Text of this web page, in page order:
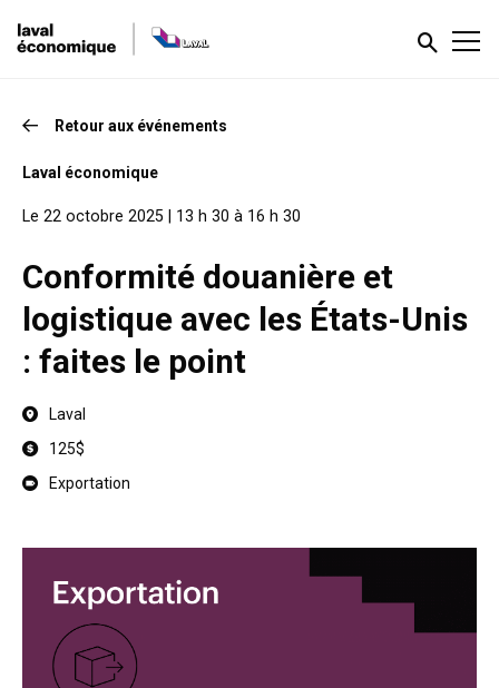
Retour aux événements
Laval économique
Le 22 octobre 2025 | 13 h 30 à 16 h 30
Conformité douanière et
logistique avec les États-Unis
: faites le point
Laval
125$
Exportation